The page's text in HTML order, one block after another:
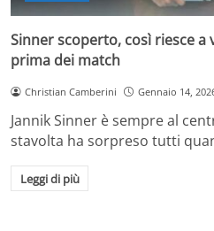
Sinner scoperto, così riesce a
prima dei match
Christian Camberini Gennaio 14,
Jannik Sinner è sempre al
stavolta ha sorpreso tutti
Leggi di più